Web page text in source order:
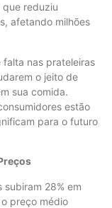
reduziu
afetando milhões
falta nas prateleiras
o jeito de
sua comida.
estão
para o futuro
subiram 28% em
preço médio